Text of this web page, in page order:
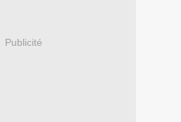
Publicité